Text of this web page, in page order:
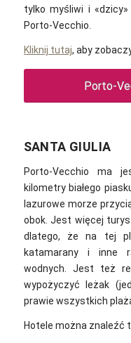
tylko myśliwi i
Porto-Vecchio.
Kliknij tutaj, aby
Porto-
SANTA GIULIA
Porto-Vecchio ma
kilometry białego
lazurowe morze
obok. Jest więcej
dlatego, że na tej
katamarany i inne
wodnych. Jest też
wypożyczyć leżak
prawie wszystkich
Hotele można znaleźć